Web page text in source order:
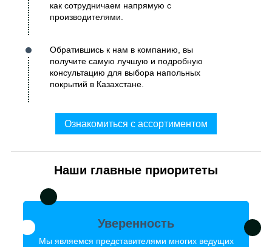
как сотрудничаем напрямую с
производителями.
Обратившись к нам в компанию, вы
получите самую лучшую и подробную
консультацию для выбора напольных
покрытий в Казахстане.
Ознакомиться с ассортиментом
Наши главные приоритеты
Уверенность
Мы являемся представителями многих ведущих